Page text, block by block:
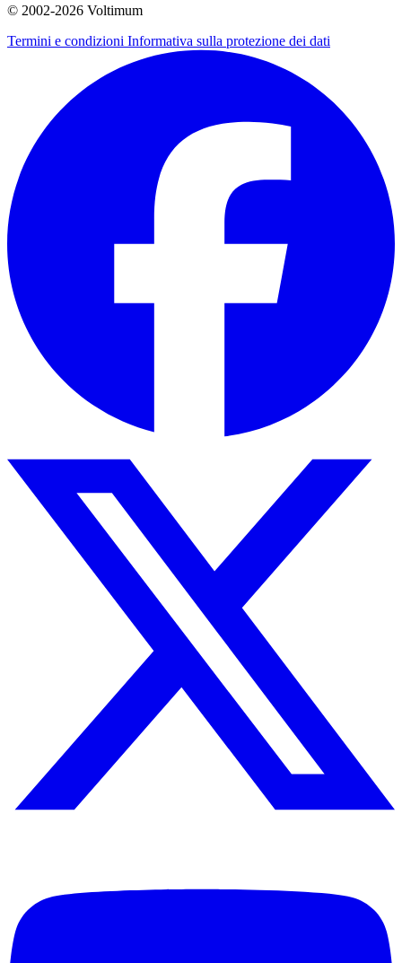
© 2002-2026 Voltimum
Termini e condizioni Informativa sulla protezione dei dati